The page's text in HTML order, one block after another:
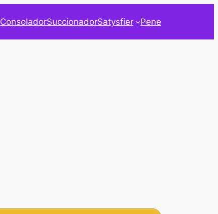
ConsoladorSuccionadorSatysfier Pene